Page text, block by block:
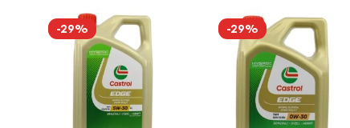
-29% -29%